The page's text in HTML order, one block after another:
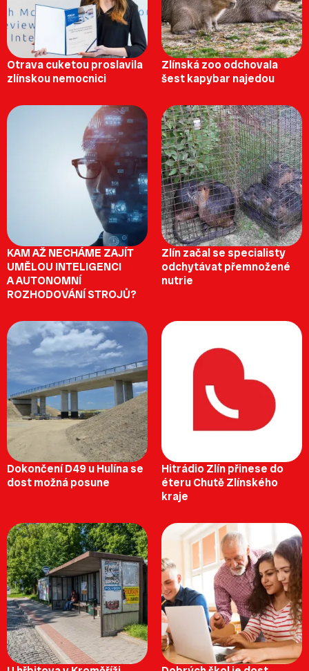
Otrava cuketou proslavila
zlínskou nemocnici
Zlínská zoo odchovala
šest kapybar najedou
KAM AŽ NECHÁME ZAJÍT
UMĚLOU INTELIGENCI
A AUTONOMNÍ
ROZHODOVÁNÍ STROJŮ?
Zlín začal se specialisty
odchytávat přemnožené
nutrie
Dokončení D49 u Hulína se
dost možná posune
Hitrádio Zlín přinese do
éteru Chutě Zlínského
kraje